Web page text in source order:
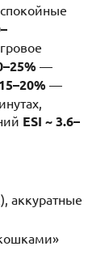
—
15–20% —
ESI ~ 3.6–
аккуратные